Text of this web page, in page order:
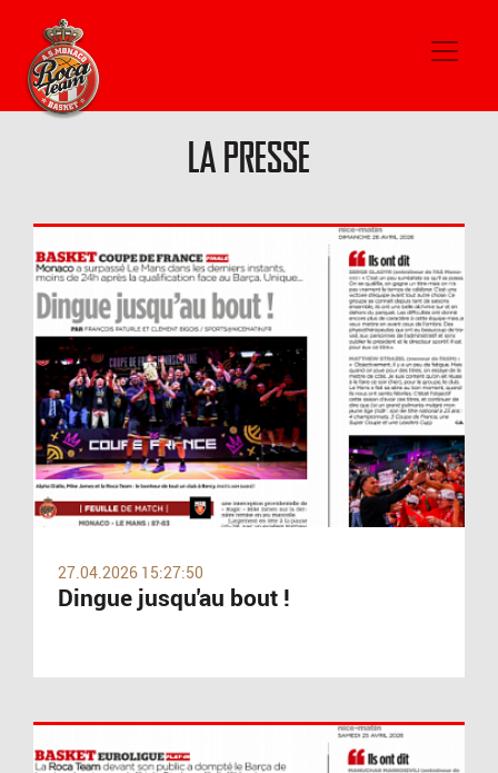
Si vous souhaitez faire une demande d'accréditation
média pour une rencontre de l'AS Monaco Basketball,
LA PRESSE
27.04.2026 15:27:50
Dingue jusqu'au bout !